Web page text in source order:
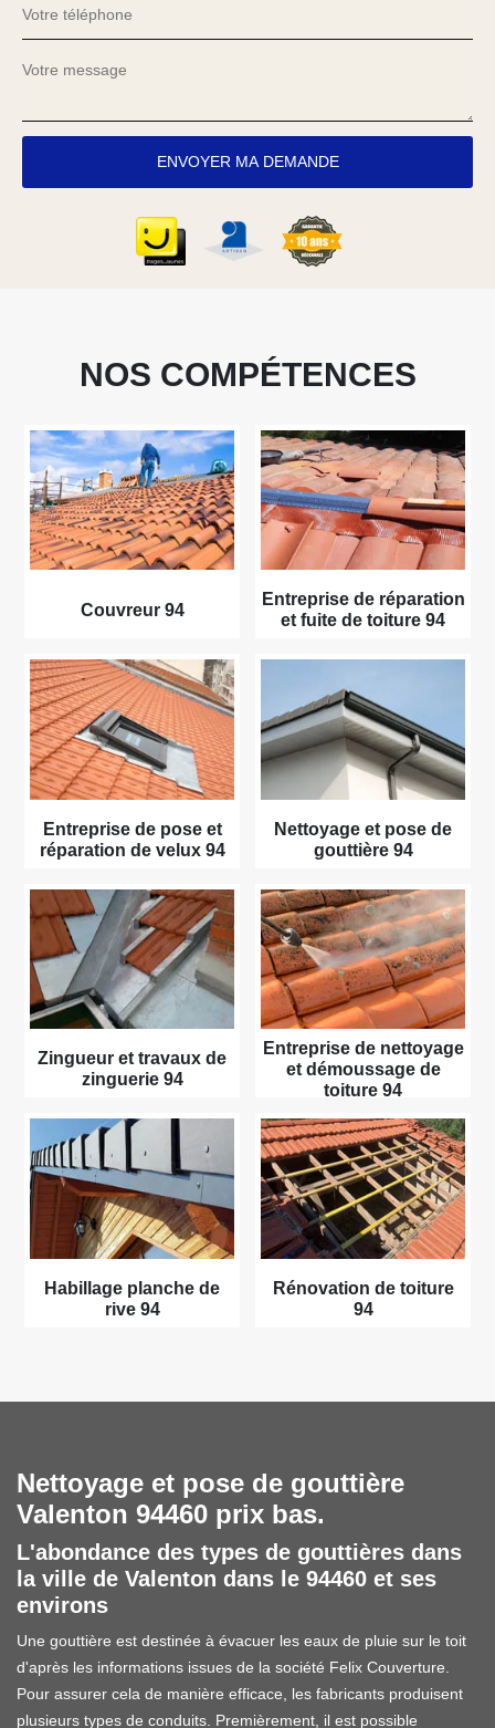
NOS COMPÉTENCES
Couvreur 94
Entreprise de réparation
et fuite de toiture 94
Entreprise de pose et
réparation de velux 94
Nettoyage et pose de
gouttière 94
Zingueur et travaux de
zinguerie 94
Entreprise de nettoyage
et démoussage de
toiture 94
Habillage planche de
rive 94
Rénovation de toiture
94
Nettoyage et pose de gouttière
Valenton 94460 prix bas.
L'abondance des types de gouttières dans
la ville de Valenton dans le 94460 et ses
environs
Une gouttière est destinée à évacuer les eaux de pluie sur le toit
d'après les informations issues de la société Felix Couverture.
Pour assurer cela de manière efficace, les fabricants produisent
plusieurs types de conduits. Premièrement, il est possible